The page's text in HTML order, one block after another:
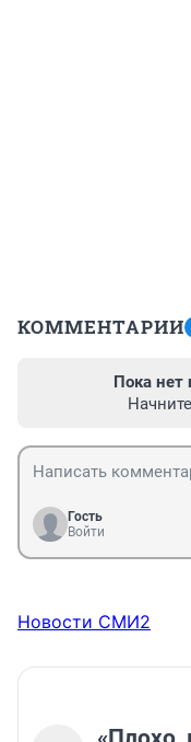
КОММЕНТАРИИ
Пока нет
Гость
Войти
Новости СМИ2